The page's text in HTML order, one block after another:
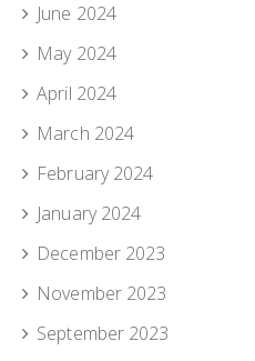
June 2024
May 2024
April 2024
March 2024
February 2024
January 2024
December 2023
November 2023
September 2023